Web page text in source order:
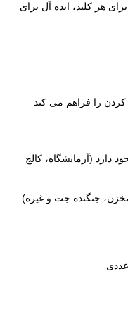
هر کلید، ایده آل برای
(آزمایشگاه، کالج
جنگنده جت و غیره)